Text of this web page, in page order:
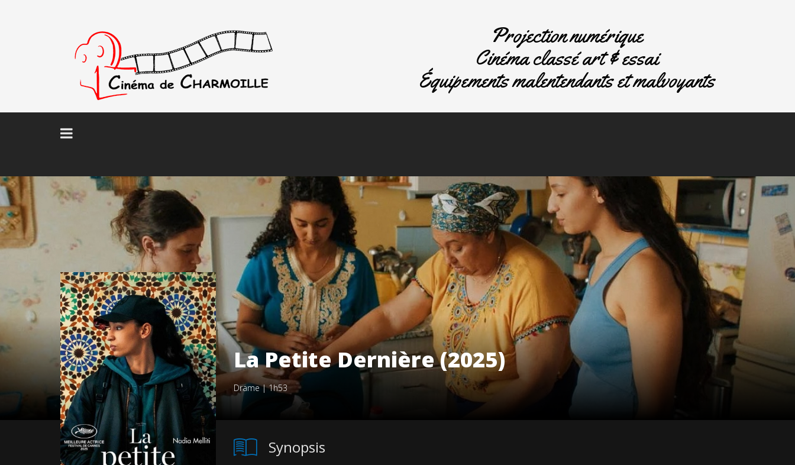
Projection numérique
Cinéma classé art & essai
Équipements malentendants et malvoyants
La Petite Dernière (2025)
Drame|1h53
Synopsis